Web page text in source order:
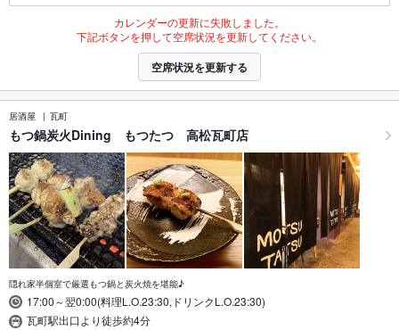
カレンダーの更新に失敗しました。
下記ボタンを押して空席状況を更新してください。
空席状況を更新する
居酒屋 瓦町
もつ鍋炭火Dining もつたつ 高松瓦町店
隠れ家半個室で厳選もつ鍋と炭火焼を堪能♪
17:00～翌0:00(料理L.O.23:30,ドリンクL.O.23:30)
瓦町駅出口より徒歩約4分